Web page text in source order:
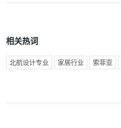
相关热词
北航设计专业 家居行业 索菲亚